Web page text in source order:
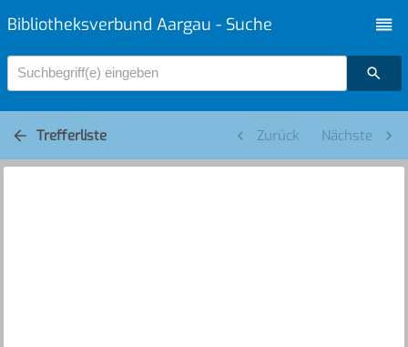
Bibliotheksverbund Aargau - Suche
Suchbegriff(e) eingeben
Trefferliste Zurück Nächste